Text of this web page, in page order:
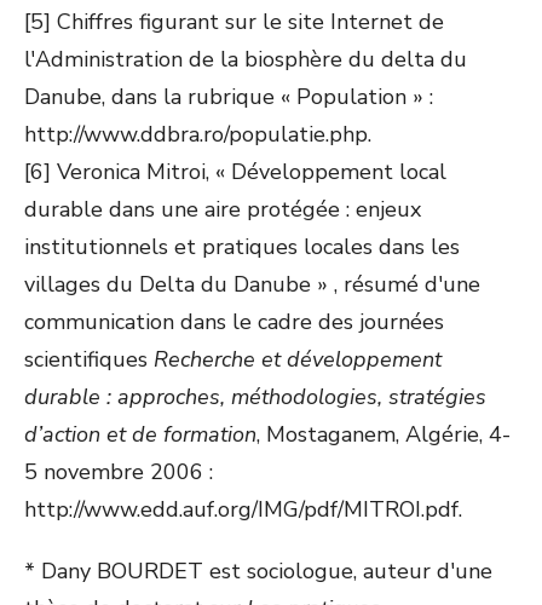
[5] Chiffres figurant sur le site Internet de
l'Administration de la biosphère du delta du
Danube, dans la rubrique « Population » :
http://www.ddbra.ro/populatie.php.
[6] Veronica Mitroi, « Développement local
durable dans une aire protégée : enjeux
institutionnels et pratiques locales dans les
villages du Delta du Danube » , résumé d'une
communication dans le cadre des journées
scientifiques Recherche et développement
durable : approches, méthodologies, stratégies
d’action et de formation, Mostaganem, Algérie, 4-
5 novembre 2006 :
http://www.edd.auf.org/IMG/pdf/MITROI.pdf.
* Dany BOURDET est sociologue, auteur d'une